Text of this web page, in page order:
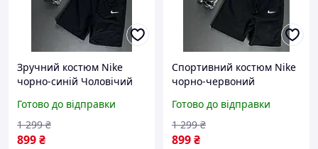
Зручний костюм Nike
чорно-синій Чоловічий
футболка з логотипом
Зручний комплект на літо
Готово до відправки
899₴
1 299 ₴
Спортивний костюм Nike
чорно-червоний
шорти + футболка з
логотипом Зручний
комплект на літо
Готово до відправки
899₴
1 299 ₴